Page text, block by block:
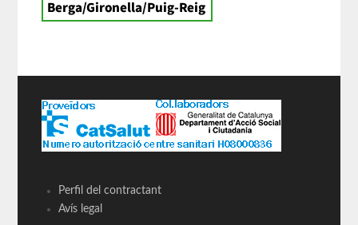
Perfil del contractant
Avís legal